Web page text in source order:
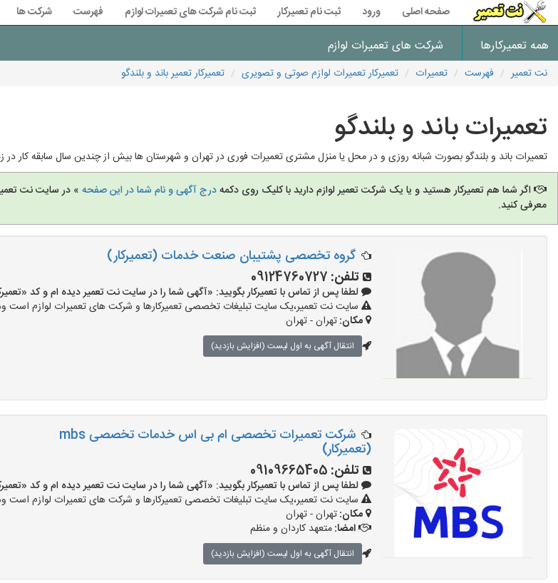
صفحه اصلی ورود ثبت نام تعمیرکار ثبت نام شرکت های تعمیرات لوازم فهرست شرکت ها
همه تعمیرکارها شرکت های تعمیرات لوازم
نت تعمیر فهرست تعمیرات تعمیرکار تعمیرات لوازم صوتی و تصویری تعمیرکار تعمیر باند و بلندگو
تعمیرات باند و بلندگو
تعمیرات باند و بلندگو بصورت شبانه روزی و در محل یا منزل مشتری تعمیرات فوری در تهران و شهرستان ها بیش از چندین سال سابقه کار
اگر شما هم تعمیرکار هستید و یا یک شرکت تعمیر لوازم دارید با کلیک روی دکمهدرج آگهی و نام شما در این صفحه » در سایت نت
معرفی کنید.
گروه تخصصی پشتیبان صنعت خدمات (تعمیرکار)
تلفن: 09124760727
لطفا پس از تماس با تعمیرکار بگویید: «آگهی شما را در سایت نت تعمیر دیده ام و کد «تعمیرکار-10448» را اعلام
سایت نت تعمیر،یک سایت تبلیغات تخصصی تعمیرکارها و شرکت های تعمیرات لوازم است
مکان:تهران - تهران
انتقال آگهی به اول لیست (افزایش بازدید)
شرکت تعمیرات تخصصی ام بی اس خدمات تخصصی mbs
(تعمیرکار)
تلفن: 09109665405‏‪‬‏
لطفا پس از تماس با تعمیرکار بگویید: «آگهی شما را در سایت نت تعمیر دیده ام و کد «تعمیرکار-10444» را اعلام
سایت نت تعمیر،یک سایت تبلیغات تخصصی تعمیرکارها و شرکت های تعمیرات لوازم است
مکان:تهران - تهران
امضا:متعهد کاردان و منظم
انتقال آگهی به اول لیست (افزایش بازدید)